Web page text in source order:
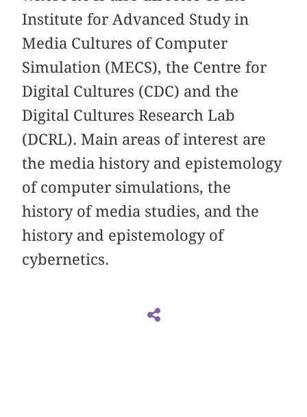
Institute for Advanced Study in
Media Cultures of Computer
Simulation (MECS), the Centre for
Digital Cultures (CDC) and the
Digital Cultures Research Lab
(DCRL). Main areas of interest are
the media history and epistemology
of computer simulations, the
history of media studies, and the
history and epistemology of
cybernetics.